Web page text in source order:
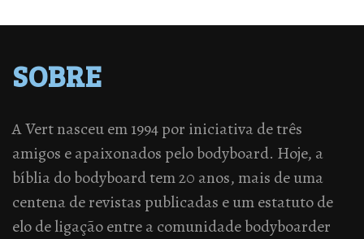
SOBRE
A Vert nasceu em 1994 por iniciativa de três
amigos e apaixonados pelo bodyboard. Hoje, a
bíblia do bodyboard tem 20 anos, mais de uma
centena de revistas publicadas e um estatuto de
elo de ligação entre a comunidade bodyboarder